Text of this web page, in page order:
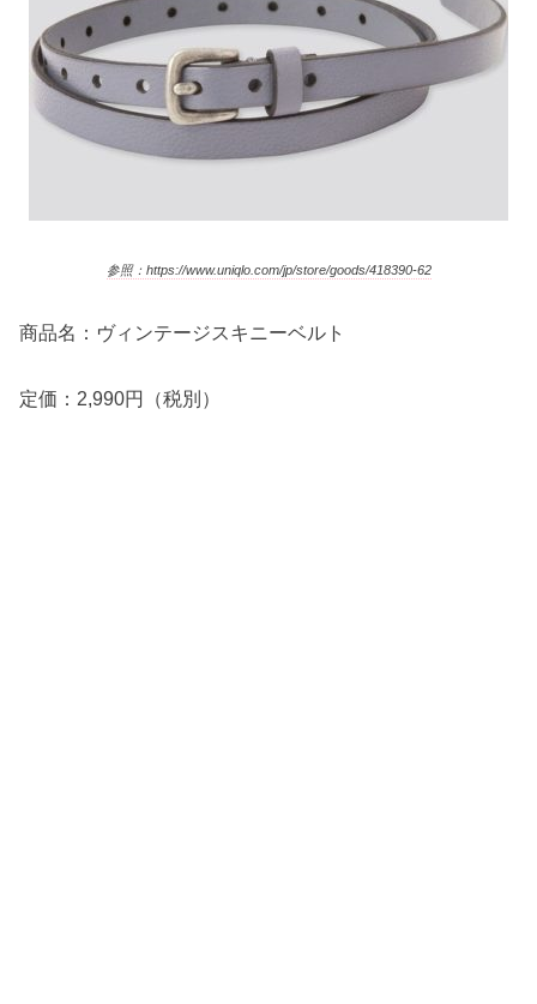
参照：https://www.uniqlo.com/jp/store/goods/418390-62
商品名：ヴィンテージスキニーベルト
定価：2,990円（税別）